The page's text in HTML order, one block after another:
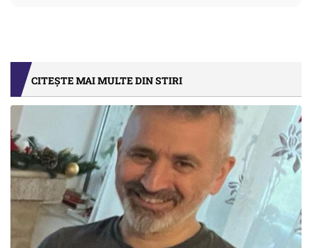
CITEȘTE MAI MULTE DIN STIRI